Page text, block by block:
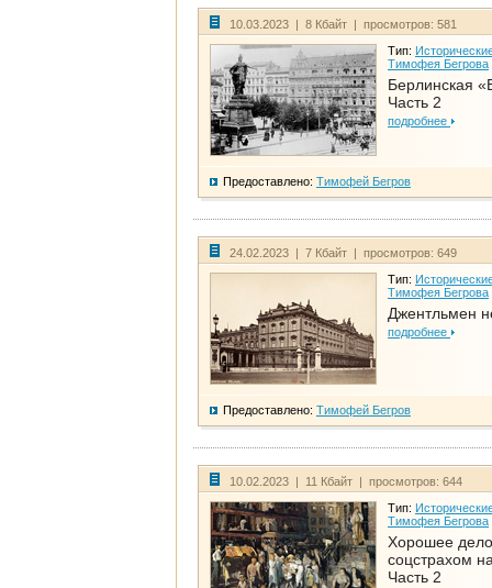
10.03.2023 | 8 Кбайт | просмотров: 581
Тип:
Тимофея Бегрова
Берлинская
Часть 2
подробнее
Предоставлено: Тимофей Бегров
24.02.2023 | 7 Кбайт | просмотров: 649
Тип:
Тимофея Бегрова
Джентльмен
подробнее
Предоставлено: Тимофей Бегров
10.02.2023 | 11 Кбайт | просмотров: 644
Тип:
Тимофея Бегрова
Хорошее дело
соцстрахом
Часть 2